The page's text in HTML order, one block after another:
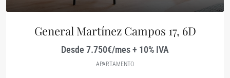
General Martínez Campos 17, 6D
Desde 7.750€/mes + 10% IVA
APARTAMENTO